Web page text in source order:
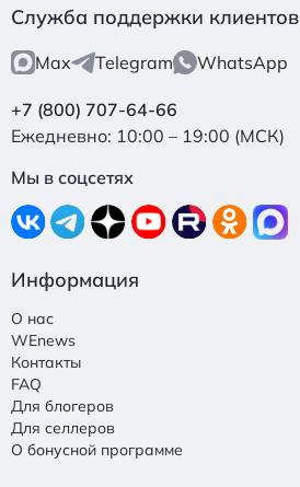
Служба поддержки клиентов
Max Telegram WhatsApp
+7 (800) 707-64-66
Ежедневно: 10:00 – 19:00 (МСК)
Мы в соцсетях
Информация
О нас
WEnews
Контакты
FAQ
Для блогеров
Для селлеров
О бонусной программе